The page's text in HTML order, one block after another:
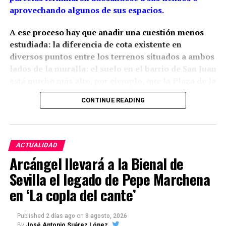
aprovechando algunos de sus espacios.
A ese proceso hay que añadir una cuestión menos
estudiada: la diferencia de cota existente en
diversos puntos entre los terrenos situados a ambos
lados de la muralla: el suelo en el barrio de San Juan
Constitución.La arqueología ha demostrado que
esta relación con el relieve estaba presente desde la
rellenos, excavaciones y modificaciones urbanas.
Siglo XIII: una muralla adaptada
al relieve
sistema defensivo de Marchena en época
CONTINUE READING
ACTUALIDAD
Arcángel llevará a la Bienal de
Sevilla el legado de Pepe Marchena
en ‘La copla del cante’
Published 2 días ago on 8 agosto, 2026